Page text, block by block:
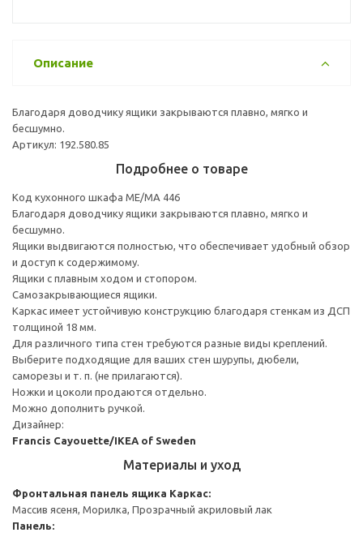
Описание
Благодаря доводчику ящики закрываются плавно, мягко и
бесшумно.
Артикул: 192.580.85
Подробнее о товаре
Код кухонного шкафа ME/MA 446
Благодаря доводчику ящики закрываются плавно, мягко и
бесшумно.
Ящики выдвигаются полностью, что обеспечивает удобный обзор
и доступ к содержимому.
Ящики с плавным ходом и стопором.
Самозакрывающиеся ящики.
Каркас имеет устойчивую конструкцию благодаря стенкам из ДСП
толщиной 18 мм.
Для различного типа стен требуются разные виды креплений.
Выберите подходящие для ваших стен шурупы, дюбели,
саморезы и т. п. (не прилагаются).
Ножки и цоколи продаются отдельно.
Можно дополнить ручкой.
Дизайнер:
Francis Cayouette/IKEA of Sweden
Материалы и уход
Фронтальная панель ящика Каркас:
Массив ясеня, Морилка, Прозрачный акриловый лак
Панель: